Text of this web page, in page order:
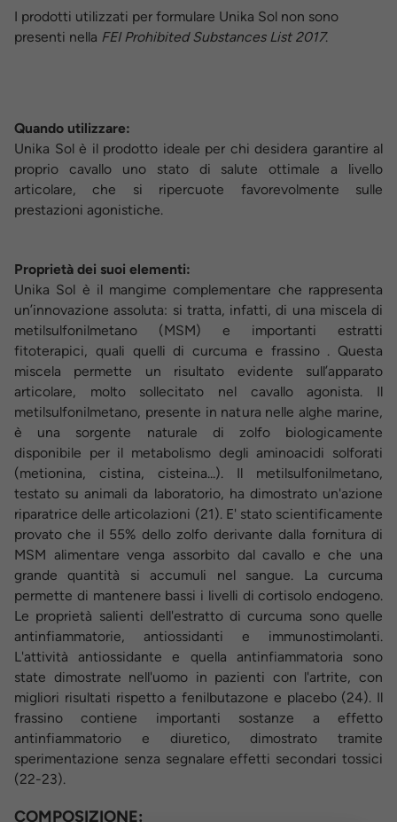
I prodotti utilizzati per formulare Unika Sol non sono
presenti nella FEI Prohibited Substances List 2017.
Quando utilizzare:
Unika Sol è il prodotto ideale per chi desidera garantire al
proprio cavallo uno stato di salute ottimale a livello
articolare, che si ripercuote favorevolmente sulle
prestazioni agonistiche.
Proprietà dei suoi elementi:
Unika Sol è il mangime complementare che rappresenta
un’innovazione assoluta: si tratta, infatti, di una miscela di
metilsulfonilmetano (MSM) e importanti estratti
fitoterapici, quali quelli di curcuma e frassino . Questa
miscela permette un risultato evidente sull’apparato
articolare, molto sollecitato nel cavallo agonista. Il
metilsulfonilmetano, presente in natura nelle alghe marine,
è una sorgente naturale di zolfo biologicamente
disponibile per il metabolismo degli aminoacidi solforati
(metionina, cistina, cisteina...). Il metilsulfonilmetano,
testato su animali da laboratorio, ha dimostrato un'azione
riparatrice delle articolazioni (21). E' stato scientificamente
provato che il 55% dello zolfo derivante dalla fornitura di
MSM alimentare venga assorbito dal cavallo e che una
grande quantità si accumuli nel sangue. La curcuma
permette di mantenere bassi i livelli di cortisolo endogeno.
Le proprietà salienti dell'estratto di curcuma sono quelle
antinfiammatorie, antiossidanti e immunostimolanti.
L'attività antiossidante e quella antinfiammatoria sono
state dimostrate nell'uomo in pazienti con l'artrite, con
migliori risultati rispetto a fenilbutazone e placebo (24). Il
frassino contiene importanti sostanze a effetto
antinfiammatorio e diuretico, dimostrato tramite
sperimentazione senza segnalare effetti secondari tossici
(22-23).
COMPOSIZIONE: